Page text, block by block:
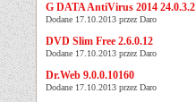
G DATA AntiVirus 2014 24.0.3.2
Dodane 17.10.2013 przez Daro
DVD Slim Free 2.6.0.12
Dodane 17.10.2013 przez Daro
Dr.Web 9.0.0.10160
Dodane 17.10.2013 przez Daro